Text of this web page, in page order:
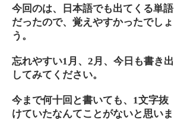
今回のは、日本語でも出てくる単語
だったので、覚えやすかったでしょ
う。
忘れやすい1月、2月、今日も書き出
してみてください。
今まで何十回と書いても、1文字抜
けていたなんてことがないと思いま